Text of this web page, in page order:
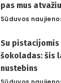
pas mus
Posted
Sūduvos
Su pistacijomis
šokoladas: šis
nustebins